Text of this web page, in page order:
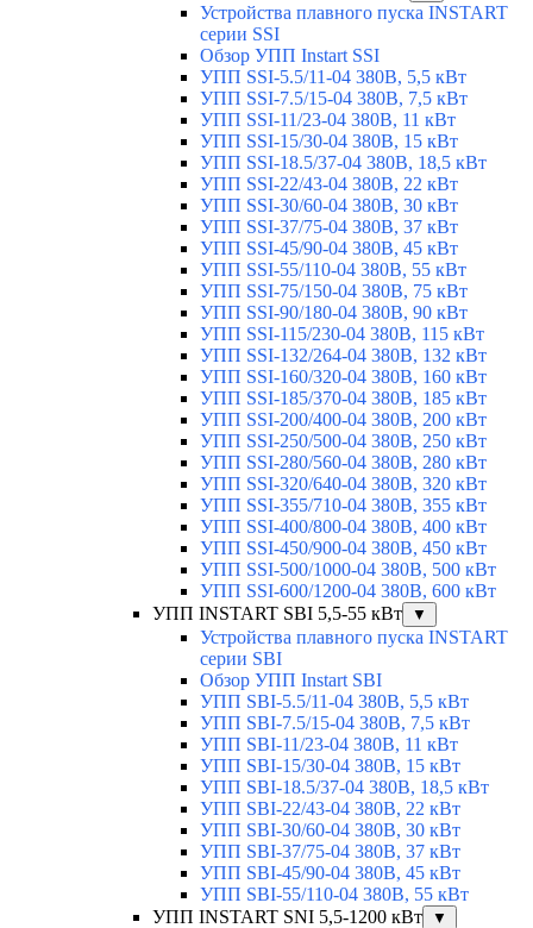
Устройства плавного пуска INSTART
серии SSI
Обзор УПП Instart SSI
УПП SSI-5.5/11-04 380В, 5,5 кВт
УПП SSI-7.5/15-04 380В, 7,5 кВт
УПП SSI-11/23-04 380В, 11 кВт
УПП SSI-15/30-04 380В, 15 кВт
УПП SSI-18.5/37-04 380В, 18,5 кВт
УПП SSI-22/43-04 380В, 22 кВт
УПП SSI-30/60-04 380В, 30 кВт
УПП SSI-37/75-04 380В, 37 кВт
УПП SSI-45/90-04 380В, 45 кВт
УПП SSI-55/110-04 380В, 55 кВт
УПП SSI-75/150-04 380В, 75 кВт
УПП SSI-90/180-04 380В, 90 кВт
УПП SSI-115/230-04 380В, 115 кВт
УПП SSI-132/264-04 380В, 132 кВт
УПП SSI-160/320-04 380В, 160 кВт
УПП SSI-185/370-04 380В, 185 кВт
УПП SSI-200/400-04 380В, 200 кВт
УПП SSI-250/500-04 380В, 250 кВт
УПП SSI-280/560-04 380В, 280 кВт
УПП SSI-320/640-04 380В, 320 кВт
УПП SSI-355/710-04 380В, 355 кВт
УПП SSI-400/800-04 380В, 400 кВт
УПП SSI-450/900-04 380В, 450 кВт
УПП SSI-500/1000-04 380В, 500 кВт
УПП SSI-600/1200-04 380В, 600 кВт
УПП INSTART SBI 5,5-55 кВт
▼
Устройства плавного пуска INSTART
серии SBI
Обзор УПП Instart SBI
УПП SBI-5.5/11-04 380В, 5,5 кВт
УПП SBI-7.5/15-04 380В, 7,5 кВт
УПП SBI-11/23-04 380В, 11 кВт
УПП SBI-15/30-04 380В, 15 кВт
УПП SBI-18.5/37-04 380В, 18,5 кВт
УПП SBI-22/43-04 380В, 22 кВт
УПП SBI-30/60-04 380В, 30 кВт
УПП SBI-37/75-04 380В, 37 кВт
УПП SBI-45/90-04 380В, 45 кВт
УПП SBI-55/110-04 380В, 55 кВт
УПП INSTART SNI 5,5-1200 кВт
▼